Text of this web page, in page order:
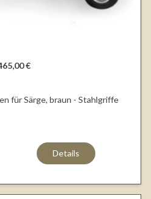
€
für Särge, braun - Stahlgriffe
Details